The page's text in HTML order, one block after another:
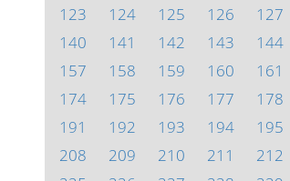
123
124 125 126 127
140
141 142 143 144
157
158 159 160 161
174
175 176 177 178
191
192 193 194 195
208
209 210 211 212